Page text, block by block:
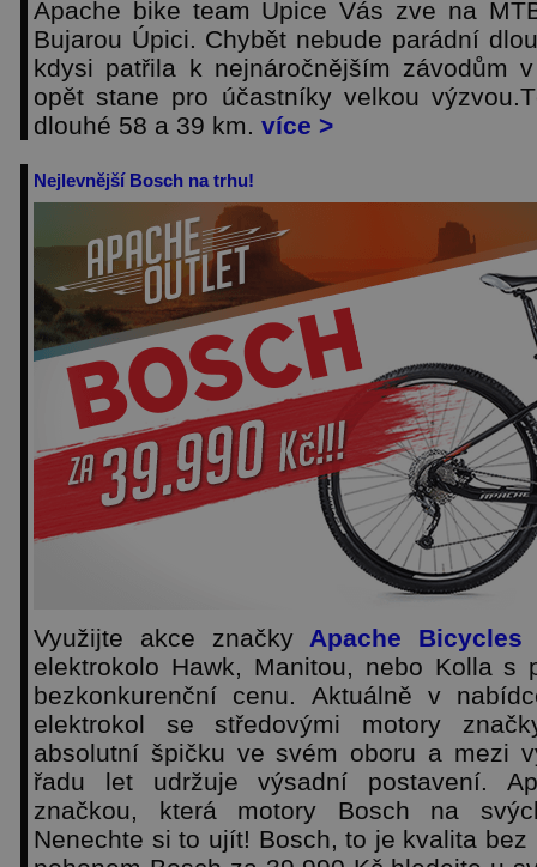
Apache bike team Úpice Vás zve na
Bujarou Úpici. Chybět nebude parádní
kdysi patřila k nejnáročnějším závodům
opět stane pro účastníky velkou
dlouhé 58 a 39 km. více >
Nejlevnější Bosch na trhu!
Využijte akce značky Apache Bicycles
elektrokolo Hawk, Manitou, nebo Kolla s
bezkonkurenční cenu. Aktuálně v
elektrokol se středovými motory
absolutní špičku ve svém oboru a mezi
řadu let udržuje výsadní postavení.
značkou, která motory Bosch na
Nenechte si to ujít! Bosch, to je kvalita